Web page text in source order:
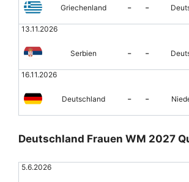
Griechenland - -
13.11.2026
Serbien - -
16.11.2026
Deutschland - -
Deutschland Frauen WM 2027
5.6.2026